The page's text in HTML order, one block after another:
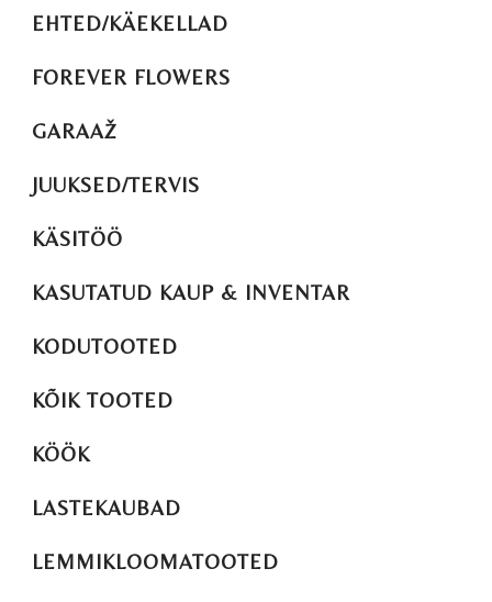
EHTED/KÄEKELLAD
FOREVER FLOWERS
GARAAŽ
JUUKSED/TERVIS
KÄSITÖÖ
KASUTATUD KAUP & INVENTAR
KODUTOOTED
KÕIK TOOTED
KÖÖK
LASTEKAUBAD
LEMMIKLOOMATOOTED